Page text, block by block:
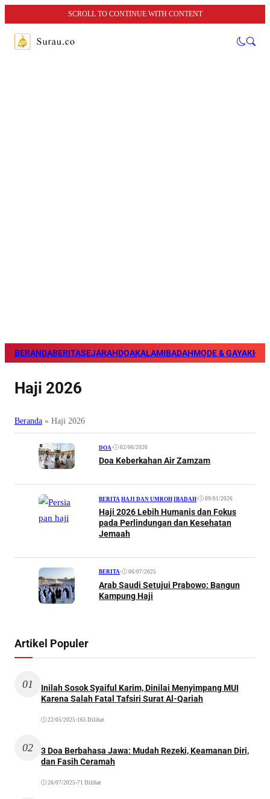
SCROLL TO CONTINUE WITH CONTENT
BERANDABERITASEJARAHDOAKALAMIBADAHMODE & GAYA
Haji 2026
Beranda » Haji 2026
DOA • 02/06/2026
Doa Keberkahan Air Zamzam
BERITA HAJI DAN UMROH IBADAH• 09/01/2026
Haji 2026 Lebih Humanis dan Fokus
pada Perlindungan dan Kesehatan
Jemaah
BERITA• 06/07/2025
Arab Saudi Setujui Prabowo: Bangun
Kampung Haji
Artikel Populer
01
Inilah Sosok Syaiful Karim, Dinilai Menyimpang MUI
Karena Salah Fatal Tafsiri Surat Al-Qariah
22/05/2025 •165 Dilihat
02
3 Doa Berbahasa Jawa: Mudah Rezeki, Keamanan Diri,
dan Fasih Ceramah
26/07/2025 •71 Dilihat